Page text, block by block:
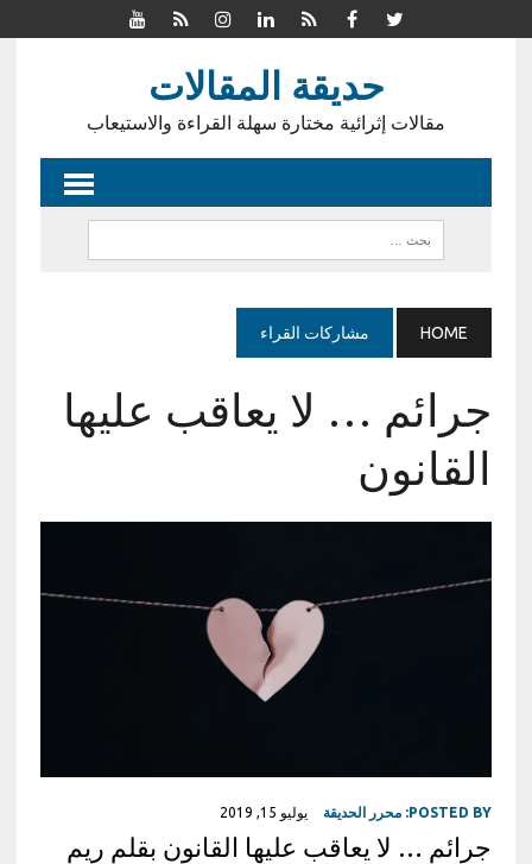
حديقة المقالات
مقالات إثرائية مختارة سهلة القراءة والاستيعاب
HOME مشاركات القراء
جرائم … لا يعاقب عليها
القانون
POSTED BY: محرر الحديقة يوليو 15, 2019
جرائم … لا يعاقب عليها القانون بقلم ريم